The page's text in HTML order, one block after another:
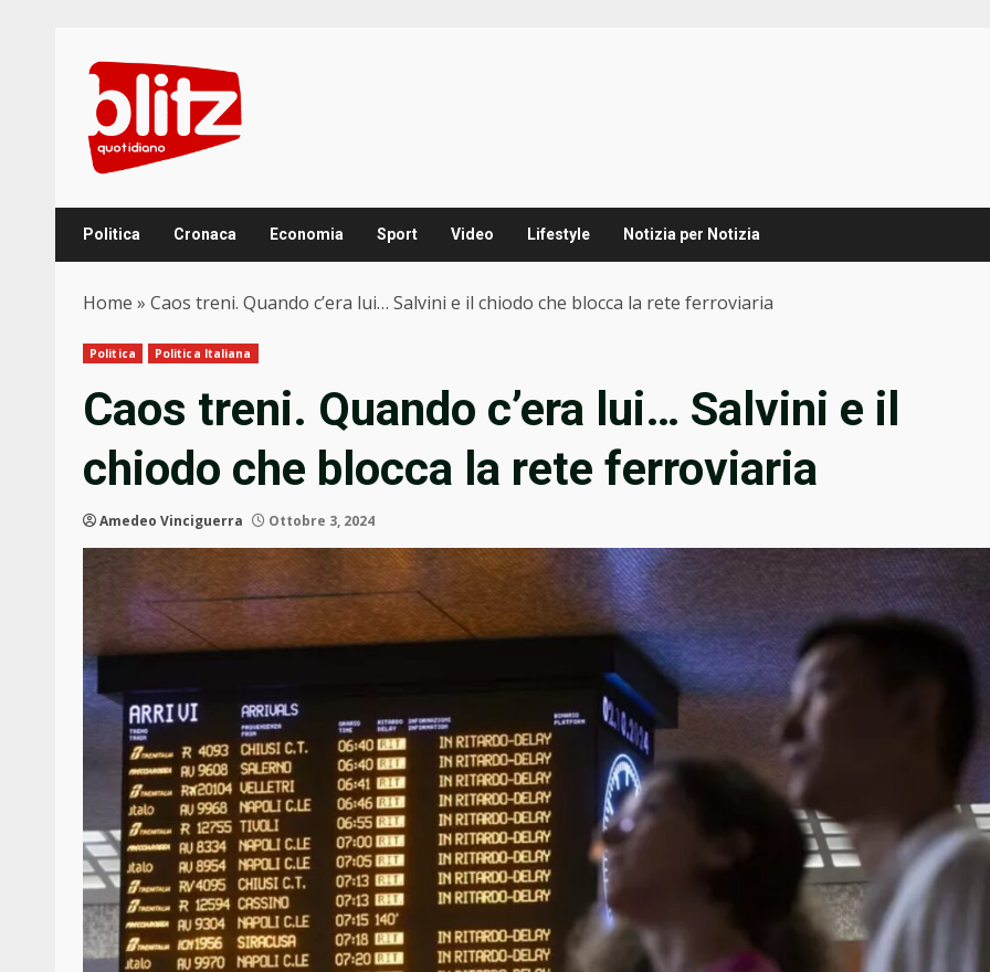
content
Politica Cronaca Economia Sport Video Lifestyle Notizia per Notizia
Home » Caos treni. Quando c’era lui… Salvini e il chiodo che blocca la rete ferroviaria
Politica Politica Italiana
Caos treni. Quando c’era lui… Salvini e il
chiodo che blocca la rete ferroviaria
Amedeo Vinciguerra Ottobre 3, 2024